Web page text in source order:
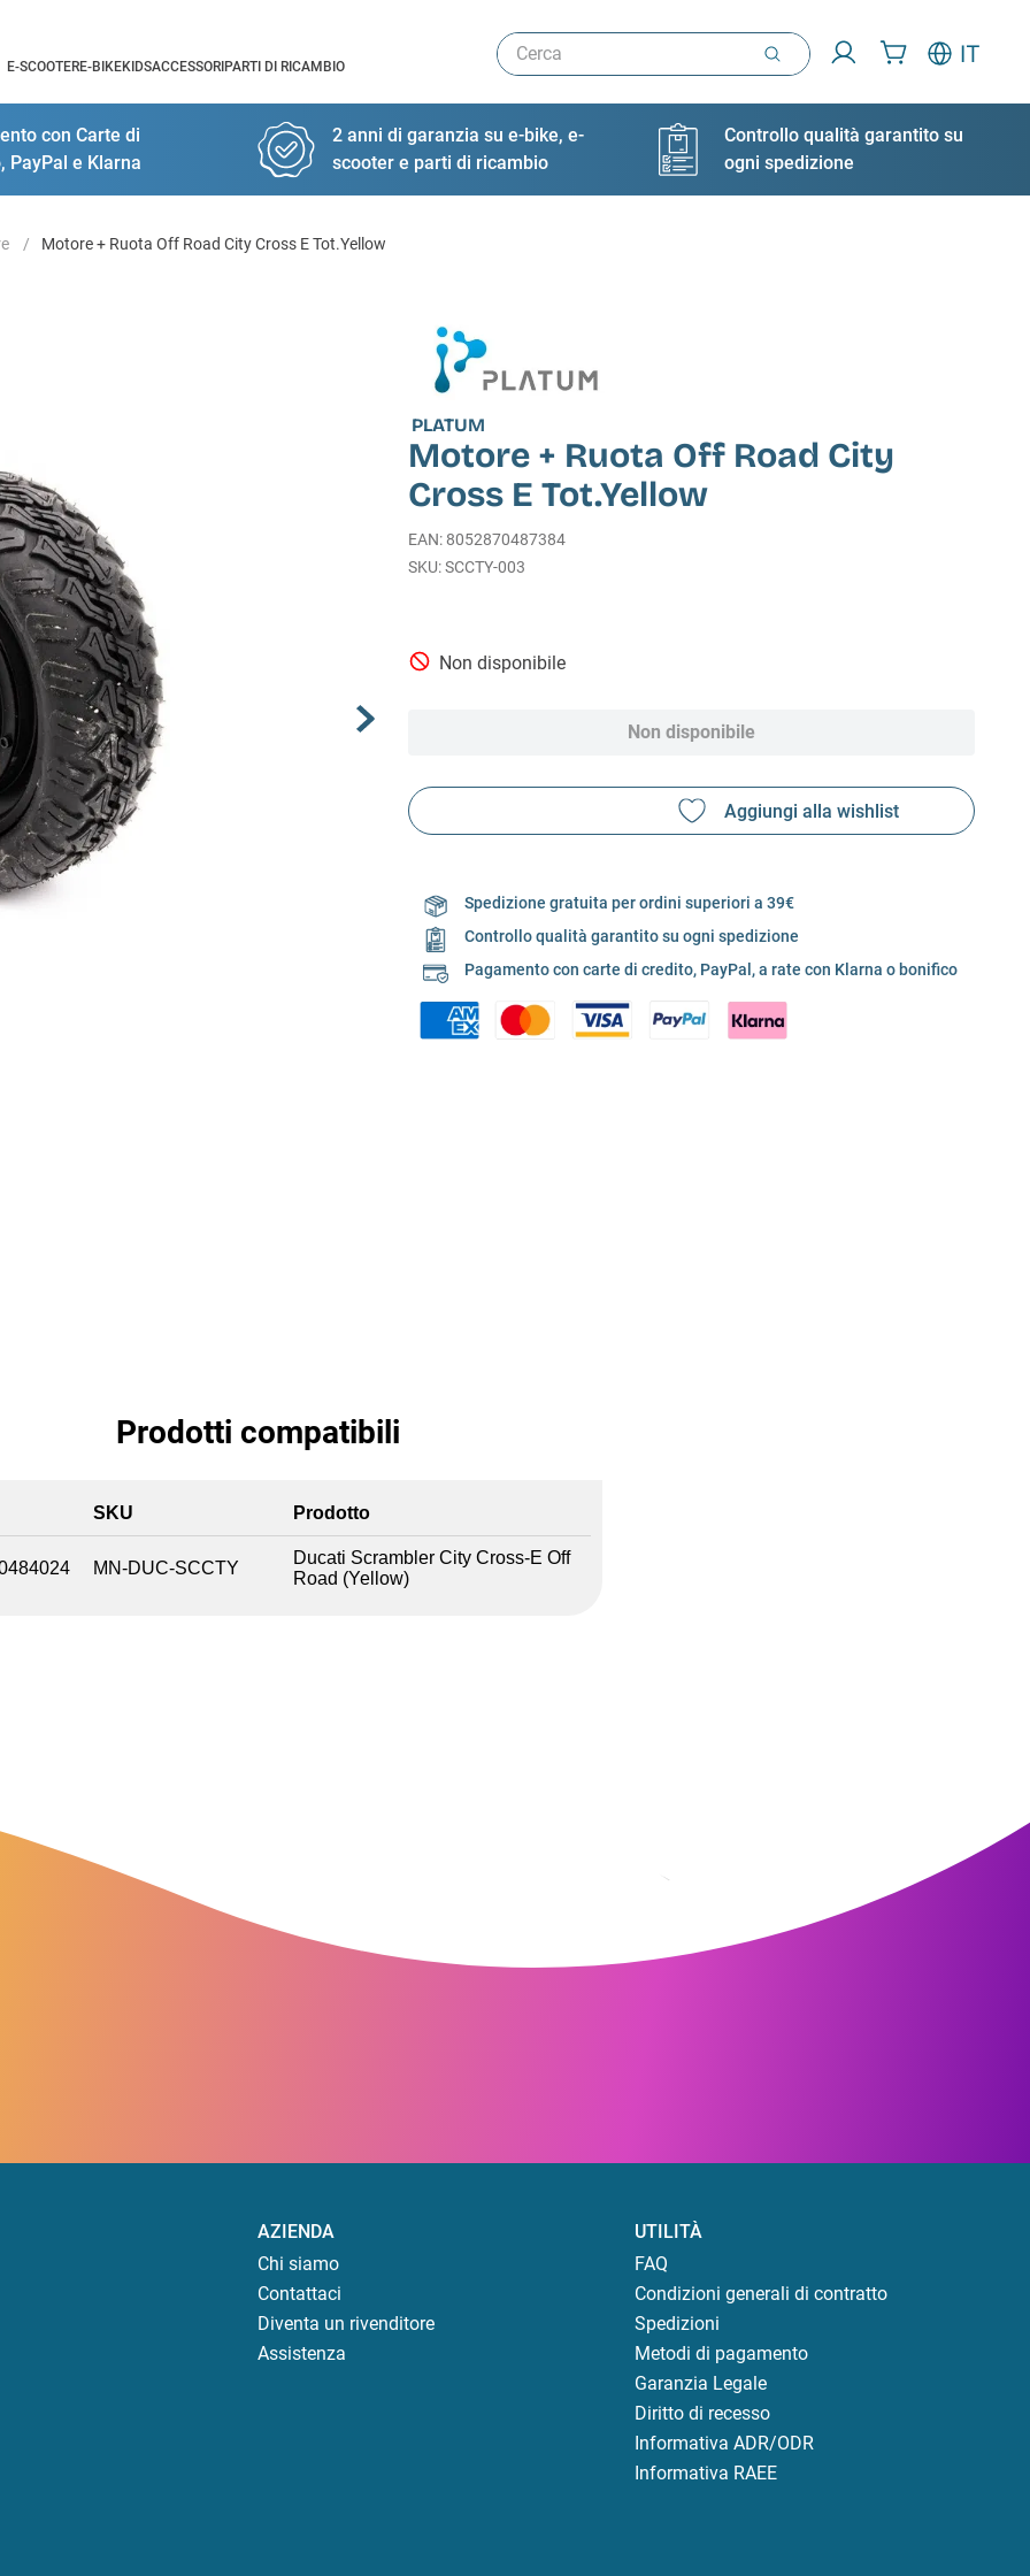
E-SCOOTERE-BIKEKIDSACCESSORI PARTI DI RICAMBIO
Cerca IT
con Carte di
PayPal e Klarna
2 anni di garanzia su e-bike, e-
scooter e parti di ricambio
Controllo qualità garantito su
ogni spedizione
Motore + Ruota Off Road City Cross E Tot.Yellow
PLATUM
Motore + Ruota Off Road City
Cross E Tot.Yellow
EAN: 8052870487384
SCCTY-003
Non disponibile
Non disponibile
Spedizione gratuita per ordini superiori a 39€
Controllo qualità garantito su ogni spedizione
Pagamento con carte di credito, PayPal, a rate con Klarna o bonifico
Prodotti compatibili
SKU Prodotto
MN-DUC-SCCTY
Ducati Scrambler City Cross-E Off
Road (Yellow)
AZIENDA
Chi siamo
Contattaci
Diventa un rivenditore
Assistenza
UTILITÀ
FAQ
Condizioni generali di contratto
Spedizioni
Metodi di pagamento
Garanzia Legale
Diritto di recesso
Informativa ADR/ODR
Informativa RAEE